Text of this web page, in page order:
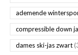
ademende
compressible down
dames ski-jas zwart